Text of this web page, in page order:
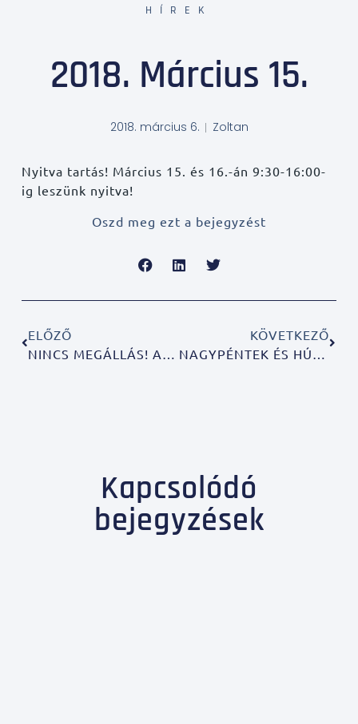
HÍREK
2018. Március 15.
2018. március 6. Zoltan
Nyitva tartás! Március 15. és 16.-án 9:30-16:00-
ig leszünk nyitva!
Oszd meg ezt a bejegyzést
ELŐZŐ
KÖVETKEZŐ
Kapcsolódó
bejegyzések